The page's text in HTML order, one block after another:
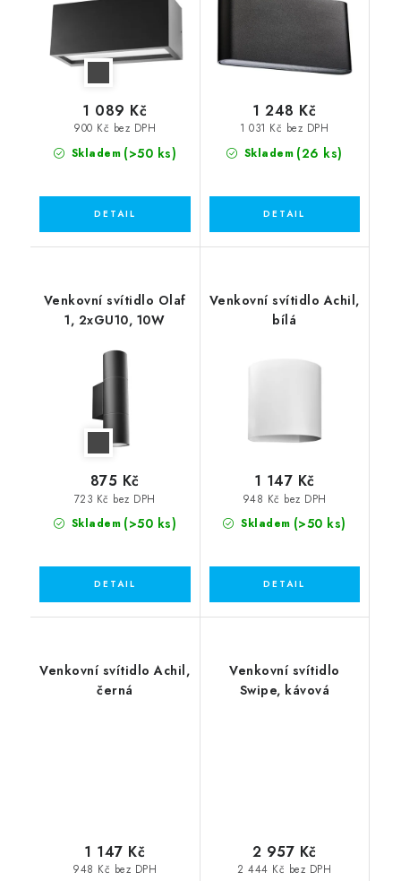
Skladem (>50 ks)
900 Kč bez DPH
1 089 Kč
Skladem (26 ks)
1 031 Kč bez DPH
1 248 Kč
Venkovní svítidlo Olaf
1, 2xGU10, 10W
Skladem (>50 ks)
723 Kč bez DPH
875 Kč
Venkovní svítidlo Achil,
bílá
Skladem (>50 ks)
948 Kč bez DPH
1 147 Kč
Venkovní svítidlo Achil,
černá
948 Kč bez DPH
1 147 Kč
Venkovní svítidlo
Swipe, kávová
2 444 Kč bez DPH
2 957 Kč